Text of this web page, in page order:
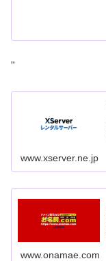
"
www.xserver.ne.jp
www.onamae.com